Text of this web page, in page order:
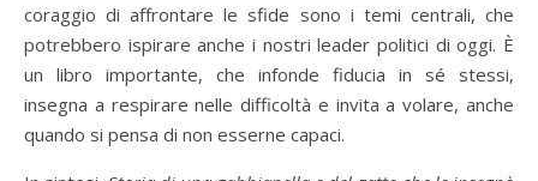
coraggio di affrontare le sfide sono i temi centrali, che
potrebbero ispirare anche i nostri leader politici di oggi. È
un libro importante, che infonde fiducia in sé stessi,
insegna a respirare nelle difficoltà e invita a volare, anche
quando si pensa di non esserne capaci.